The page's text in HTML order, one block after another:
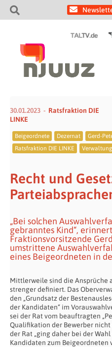
30.01.2023
Ratsfraktion DIE
LINKE
Beigeordnete Dezernat
Gerd-
Ratsfraktion DIE LINKE
Recht und
„Bei solchen
gebranntes Kind“,
Fraktionsvorsitzende
umstrittene
eines Beigeordneten in
Mittlerweile sind die Ansprüche
strenger definiert. Das
den „Grundsatz der
der Kandidaten“ im
sei der Rat vom beauftragten
Qualifikation der Bewerber
der Rat „ging daher bei der
Kandidaten zum Beigeordneten